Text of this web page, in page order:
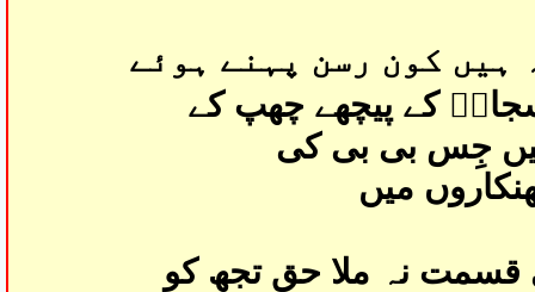
ہیں کون رسن پہنے ہوئے
کے پیچھے چھپ کے
جِس بی بی کی
میں
قسمت نہ ملا حق تجھ کو